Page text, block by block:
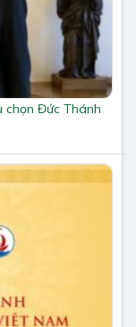
chọn Đức Thánh